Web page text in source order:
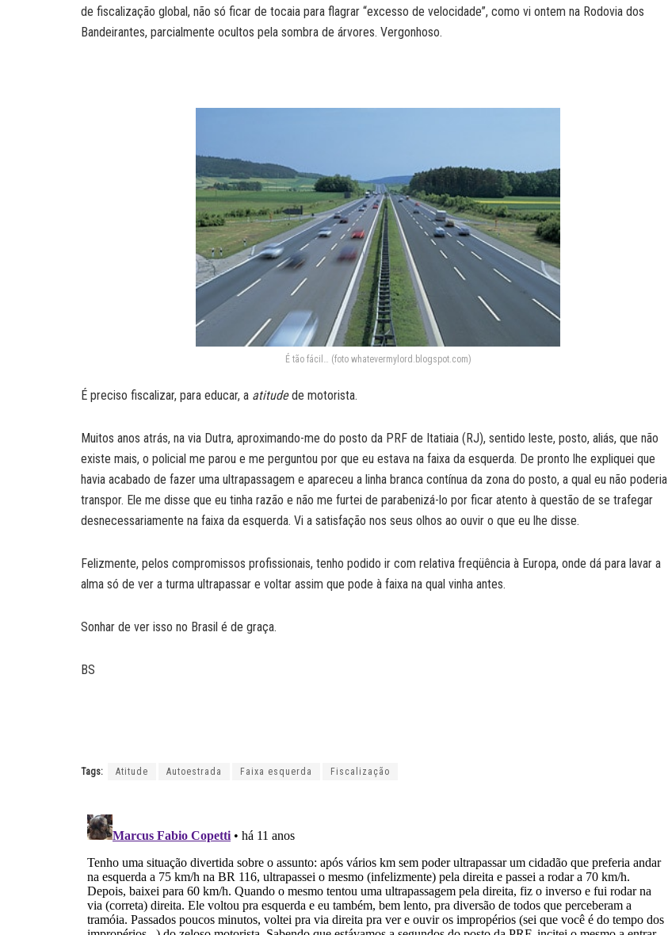
de fiscalização global, não só ficar de tocaia para flagrar “excesso de velocidade”, como vi ontem na Rodovia dos
Bandeirantes, parcialmente ocultos pela sombra de árvores. Vergonhoso.
É tão fácil… (foto whatevermylord.blogspot.com)
É preciso fiscalizar, para educar, a atitudede motorista.
Muitos anos atrás, na via Dutra, aproximando-me do posto da PRF de Itatiaia (RJ), sentido leste, posto, aliás, que não
existe mais, o policial me parou e me perguntou por que eu estava na faixa da esquerda. De pronto lhe expliquei que
havia acabado de fazer uma ultrapassagem e apareceu a linha branca contínua da zona do posto, a qual eu não poderia
transpor. Ele me disse que eu tinha razão e não me furtei de parabenizá-lo por ficar atento à questão de se trafegar
desnecessariamente na faixa da esquerda. Vi a satisfação nos seus olhos ao ouvir o que eu lhe disse.
Felizmente, pelos compromissos profissionais, tenho podido ir com relativa freqüência à Europa, onde dá para lavar a
alma só de ver a turma ultrapassar e voltar assim que pode à faixa na qual vinha antes.
Sonhar de ver isso no Brasil é de graça.
BS
Tags: Atitude Autoestrada Faixa esquerda Fiscalização